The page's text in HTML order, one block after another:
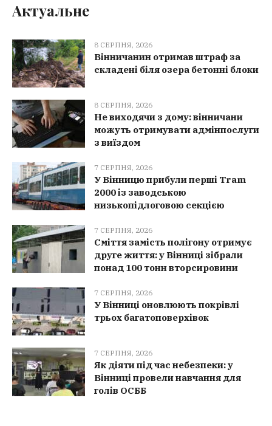
Актуальне
8 СЕРПНЯ, 2026
Вінничанин отримав штраф за
складені біля озера бетонні блоки
8 СЕРПНЯ, 2026
Не виходячи з дому: вінничани
можуть отримувати адмінпослуги
з виїздом
7 СЕРПНЯ, 2026
У Вінницю прибули перші Tram
2000 із заводською
низькопідлоговою секцією
7 СЕРПНЯ, 2026
Сміття замість полігону отримує
друге життя: у Вінниці зібрали
понад 100 тонн вторсировини
7 СЕРПНЯ, 2026
У Вінниці оновлюють покрівлі
трьох багатоповерхівок
7 СЕРПНЯ, 2026
Як діяти під час небезпеки: у
Вінниці провели навчання для
голів ОСББ